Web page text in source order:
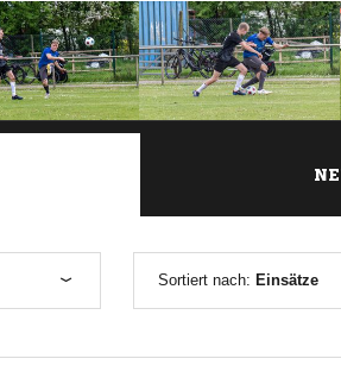
Sortiert nach: Einsätze